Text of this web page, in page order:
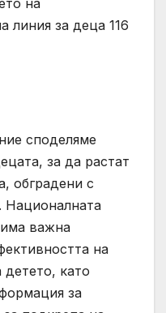
линия за деца 116
споделяме
за да растат
обградени с
Националната
има важна
на
детето, като
за